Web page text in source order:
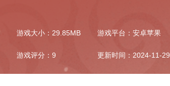
游戏大小：29.85MB 游戏平台：安卓苹果
游戏评分：9 更新时间：2024-11-29